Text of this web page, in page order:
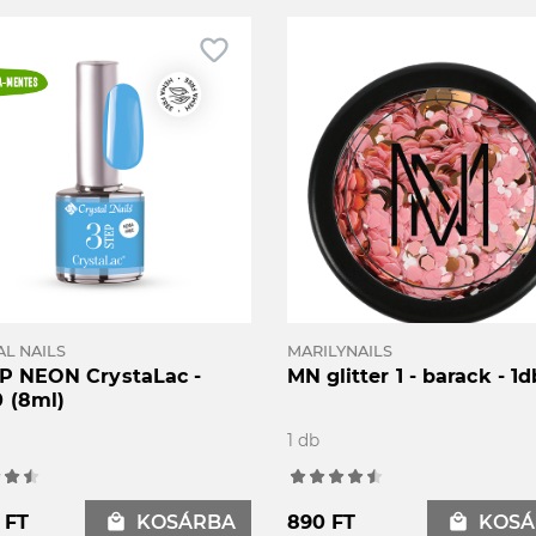
favorite_border
NAILS
NEON CrystaLac -
(8ml)
local_mall KOSÁRBA
MARILYNAILS
MN glitter 1 - barack -
1 db
890 FT local_mall